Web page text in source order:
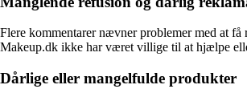
Flere kommentarer nævner problemer med at
Makeup.dk ikke har været villige til at hjælpe
Dårlige eller mangelfulde produkter